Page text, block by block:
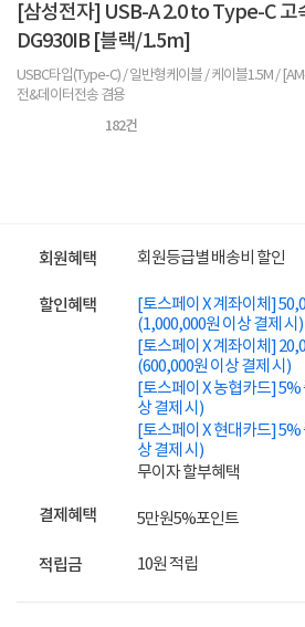
[삼성전자] USB-A 2.0 to Type-C 고
DG930IB [블랙/1.5m]
USBC타입(Type-C) / 일반형케이블 / 케이블1.5M /
전&데이터전송 겸용
182건
회원혜택 회원등급별 배송비 할인
할인혜택
[토스페이 X 계좌이체]
(1,000,000원 이상 결제 시)
[토스페이 X 계좌이체]
(600,000원 이상 결제 시)
[토스페이 X 농협카드] 5%
상 결제 시)
[토스페이 X 현대카드] 5%
상 결제 시)
무이자 할부혜택
결제혜택 5만원5%포인트
적립금 10원 적립